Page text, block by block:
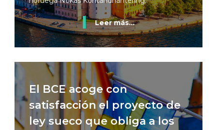
Leer más...
El BCE acoge con
satisfacción el proyecto de
ley sueco que obliga a los